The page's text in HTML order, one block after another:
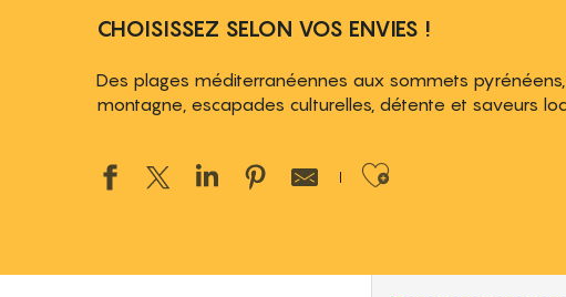
CHOISISSEZ SELON VOS ENVIES !
Des plages méditerranéennes aux sommets
montagne, escapades culturelles, détente et saveurs
Ajouter aux